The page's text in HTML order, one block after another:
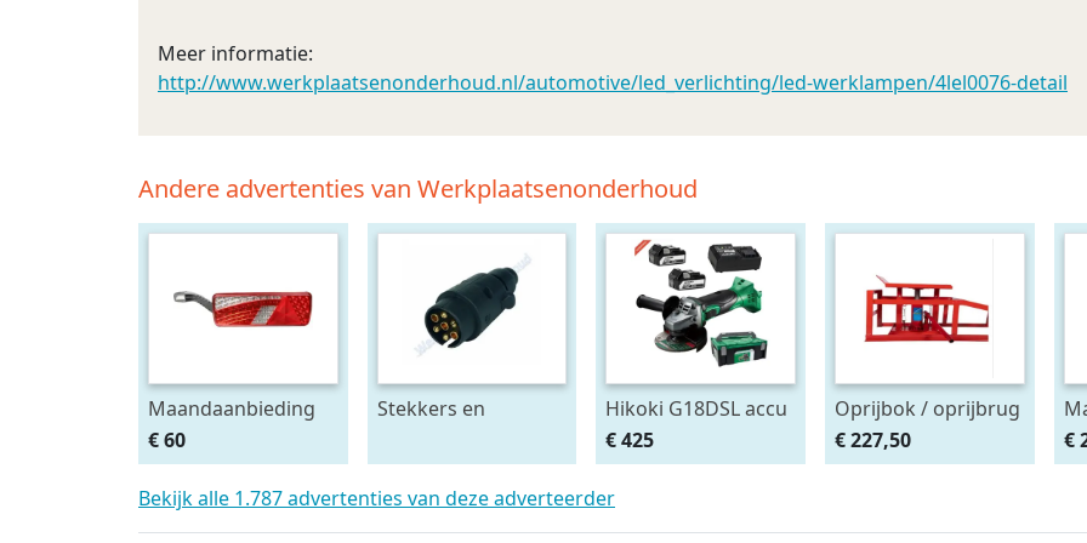
Meer informatie:
http://www.werkplaatsenonderhoud.nl/automotive/led_verlichting/led-werklampen/4lel0076-detail
Andere advertenties van Werkplaatsenonderhoud
Maandaanbieding
Led achterlicht 12-
24V links m.
breedtelamp
€ 60
Stekkers en
diversen
Hikoki G18DSL accu
haakse slijper
(2x5Ah + HSCII)
€ 425
Oprijbok / oprijbrug
met ingebouwde
krik. set 2stuks
€ 227,50 €
Bekijk alle 1.787 advertenties van deze adverteerder